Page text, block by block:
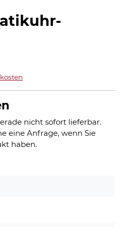
nicht sofort lieferbar.
eine Anfrage, wenn Sie
haben.